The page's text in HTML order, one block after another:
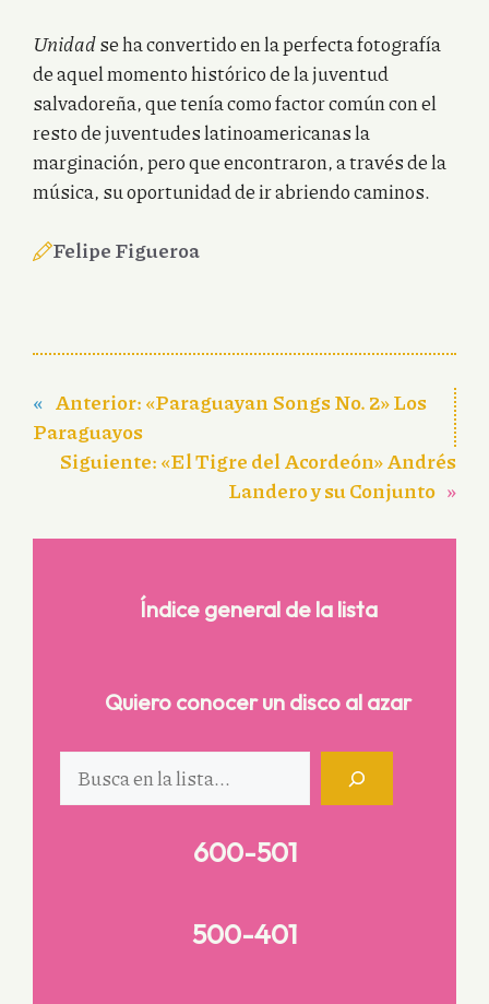
Unidadse ha convertido en la perfecta fotografía
de aquel momento histórico de la juventud
salvadoreña, que tenía como factor común con el
resto de juventudes latinoamericanas la
marginación, pero que encontraron, a través de la
música, su oportunidad de ir abriendo caminos.
Felipe Figueroa
« Anterior:«Paraguayan Songs No. 2» Los
Paraguayos
Siguiente:«El Tigre del Acordeón» Andrés
Landero y su Conjunto »
Índice general de la lista
Quiero conocer un disco al azar
600-501
500-401